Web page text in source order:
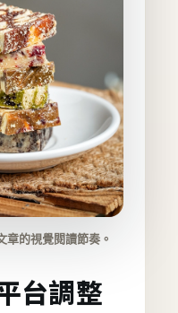
章的視覺閱讀節奏。
台調整